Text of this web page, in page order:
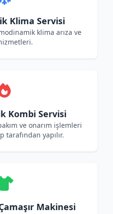
Klima Servisi
klima arıza ve
Kombi Servisi
ve onarım işlemleri
tarafından yapılır.
Makinesi